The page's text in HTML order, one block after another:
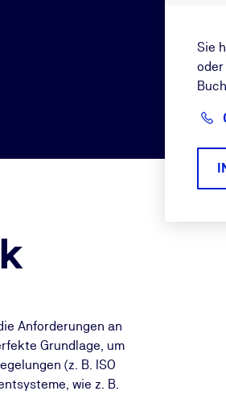
Anforderungen an
Grundlage, um
(z. B. ISO
wie z. B.
Sie